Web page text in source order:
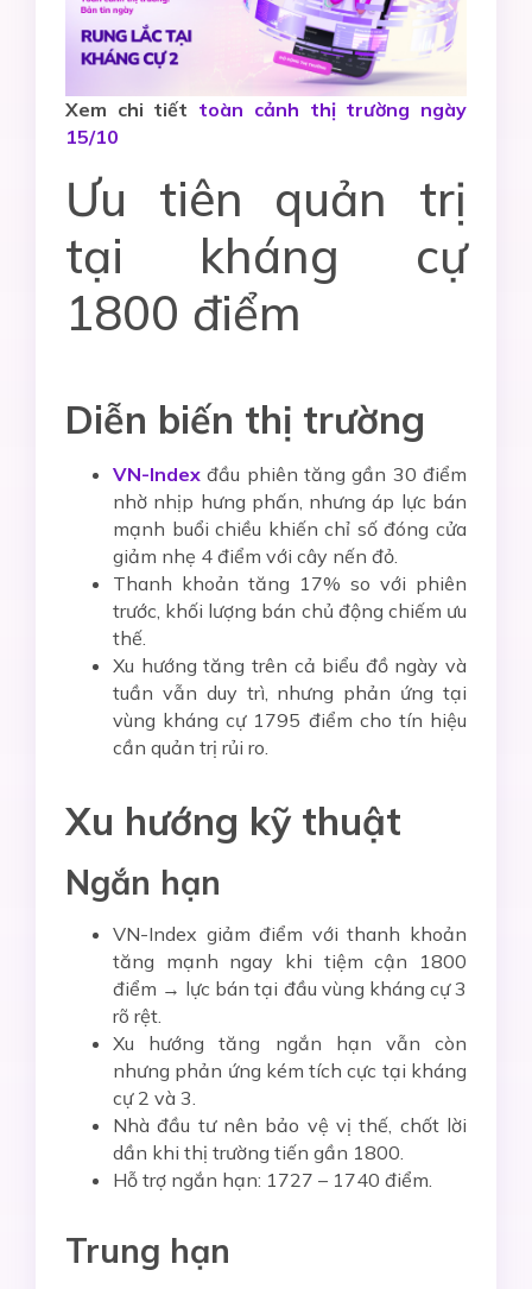
Xem chi tiết toàn cảnh thị trường ngày
15/10
Ưu tiên quản trị
tại kháng cự
1800 điểm
Diễn biến thị trường
VN-Index đầu phiên tăng gần 30 điểm
nhờ nhịp hưng phấn, nhưng áp lực bán
mạnh buổi chiều khiến chỉ số đóng cửa
giảm nhẹ 4 điểm với cây nến đỏ.
Thanh khoản tăng 17% so với phiên
trước, khối lượng bán chủ động chiếm ưu
thế.
Xu hướng tăng trên cả biểu đồ ngày và
tuần vẫn duy trì, nhưng phản ứng tại
vùng kháng cự 1795 điểm cho tín hiệu
cần quản trị rủi ro.
Xu hướng kỹ thuật
Ngắn hạn
VN-Index giảm điểm với thanh khoản
tăng mạnh ngay khi tiệm cận 1800
điểm → lực bán tại đầu vùng kháng cự 3
rõ rệt.
Xu hướng tăng ngắn hạn vẫn còn
nhưng phản ứng kém tích cực tại kháng
cự 2 và 3.
Nhà đầu tư nên bảo vệ vị thế, chốt lời
dần khi thị trường tiến gần 1800.
Hỗ trợ ngắn hạn: 1727 – 1740 điểm.
Trung hạn